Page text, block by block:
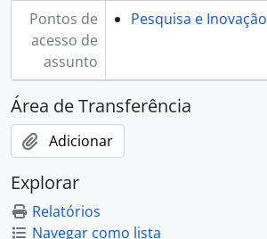
Pontos de
acesso de
assunto
Pesquisa e Inovação
Área de Transferência
Adicionar
Explorar
Relatórios
Navegar como lista